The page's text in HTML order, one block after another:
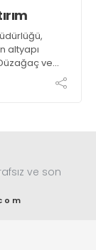
altyapı
ve
ve son